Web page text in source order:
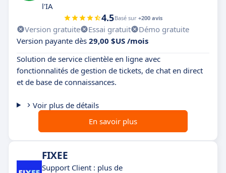
l'IA
4.5Basé sur +200 avis
Version gratuite Essai gratuit
Démo gratuite
Version payante dès 29,00 $US /mois
Solution de service clientèle en ligne avec
fonctionnalités de gestion de tickets, de chat en direct
et de base de connaissances.
Voir plus de détails
En savoir plus
FIXEE
Support Client : plus de